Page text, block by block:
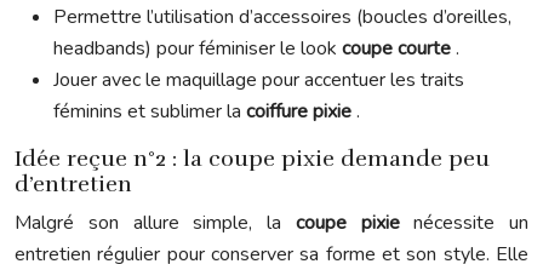
Permettre l’utilisation d’accessoires (boucles d’oreilles,
headbands) pour féminiser le look coupe courte.
Jouer avec le maquillage pour accentuer les traits
féminins et sublimer la coiffure pixie.
Idée reçue n°2 : la coupe pixie demande peu
d’entretien
Malgré son allure simple, la coupe pixienécessite un
entretien régulier pour conserver sa forme et son style. Elle